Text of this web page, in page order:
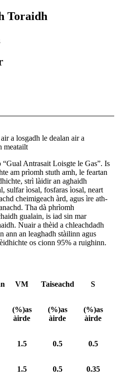
Toraidh
a losgadh le dealan air a
meatailt
Antrasait Loisgte le Gas”. Is
am prìomh stuth amh, le feartan
strì làidir an aghaidh
sulfar ìosal, fosfaras ìosal, neart
cheimigeach àrd, agus ìre ath-
Tha dà phrìomh
gualain, is iad sin mar
Nuair a thèid a chleachdadh
ann an leaghadh stàilinn agus
os cionn 95% a ruighinn.
VM Taiseachd S
(%)as
àirde
(%)as
àirde
(%)as
àirde
1.5 0.5 0.5
1.5 0.5 0.35